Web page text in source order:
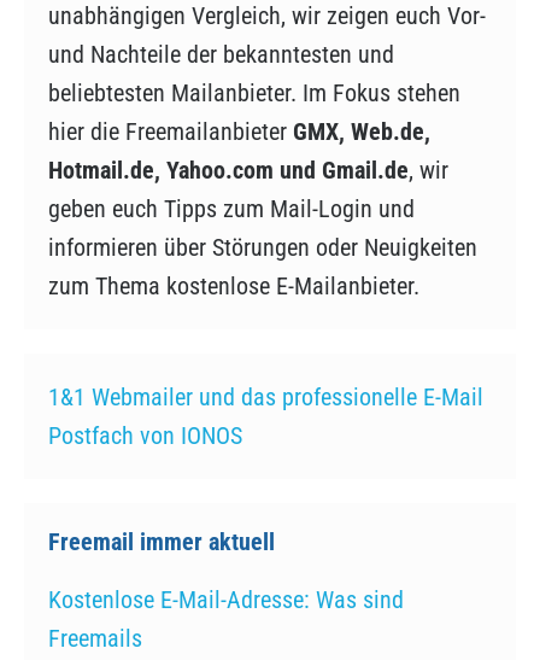
unabhängigen Vergleich, wir zeigen euch Vor-
und Nachteile der bekanntesten und
beliebtesten Mailanbieter. Im Fokus stehen
hier die Freemailanbieter GMX, Web.de,
Hotmail.de, Yahoo.com und Gmail.de, wir
geben euch Tipps zum Mail-Login und
informieren über Störungen oder Neuigkeiten
zum Thema kostenlose E-Mailanbieter.
1&1 Webmailer und das professionelle E-Mail
Postfach von IONOS
Freemail immer aktuell
Kostenlose E-Mail-Adresse: Was sind
Freemails